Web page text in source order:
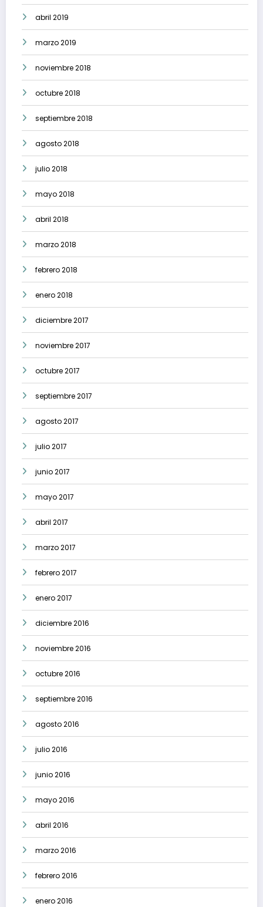
abril 2019
marzo 2019
noviembre 2018
octubre 2018
septiembre 2018
agosto 2018
julio 2018
mayo 2018
abril 2018
marzo 2018
febrero 2018
enero 2018
diciembre 2017
noviembre 2017
octubre 2017
septiembre 2017
agosto 2017
julio 2017
junio 2017
mayo 2017
abril 2017
marzo 2017
febrero 2017
enero 2017
diciembre 2016
noviembre 2016
octubre 2016
septiembre 2016
agosto 2016
julio 2016
junio 2016
mayo 2016
abril 2016
marzo 2016
febrero 2016
enero 2016